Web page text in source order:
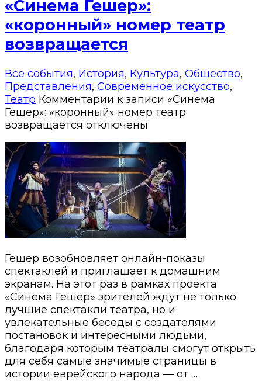
«Синема Гешер»:
«коронный» номер театр
возвращается
Все события, История, Культура, Общество,
Представления, Современное искусство,
Театр Комментарии к записи «Синема
Гешер»: «коронный» номер театр
возвращается отключены
Гешер возобновляет онлайн-показы
спектаклей и приглашает к домашним
экранам. На этот раз в рамках проекта
«Синема Гешер» зрителей ждут не только
лучшие спектакли театра, но и
увлекательные беседы с создателями
постановок и интересными людьми,
благодаря которым театралы смогут открыть
для себя самые значимые страницы в
истории еврейского народа — от …